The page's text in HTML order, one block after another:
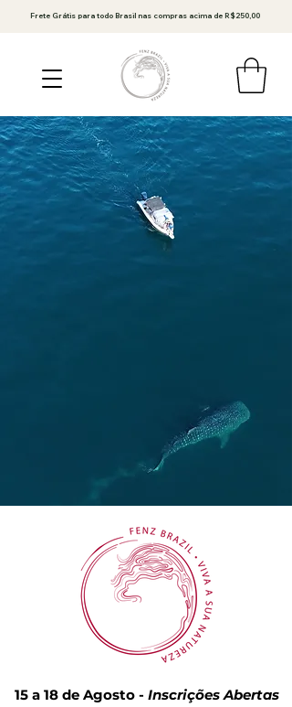
Frete Grátis para todo Brasil nas compras acima de R$250,00
15 a 18 de Agosto - Inscrições Abertas